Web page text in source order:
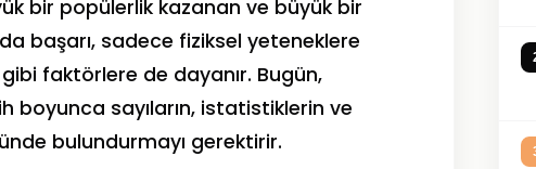
bir popülerlik kazanan ve büyük bir
başarı, sadece fiziksel yeteneklere
faktörlere de dayanır. Bugün,
boyunca sayıların, istatistiklerin ve
bulundurmayı gerektirir.